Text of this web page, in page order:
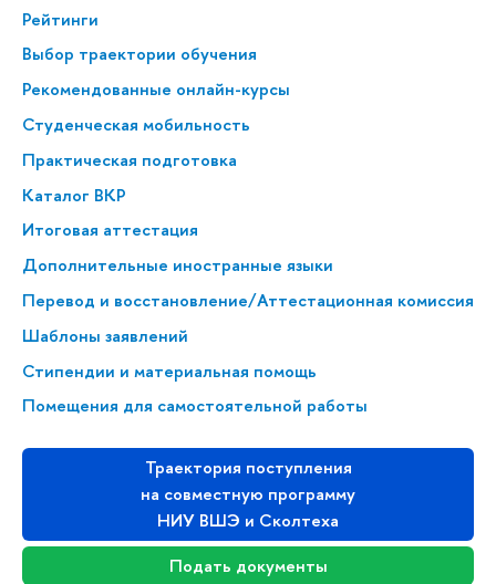
Рейтинги
Выбор траектории обучения
Рекомендованные онлайн-курсы
Студенческая мобильность
Практическая подготовка
Каталог ВКР
Итоговая аттестация
Дополнительные иностранные языки
Перевод и восстановление/Аттестационная комиссия
Шаблоны заявлений
Стипендии и материальная помощь
Помещения для самостоятельной работы
Траектория поступления
на совместную программу
НИУ ВШЭ и Сколтеха
Подать документы